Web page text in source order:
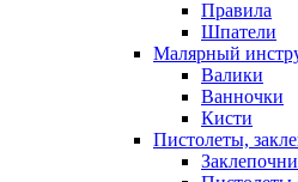
Правила
Шпатели
Малярный
Валики
Ванночки
Кисти
Пистолеты,